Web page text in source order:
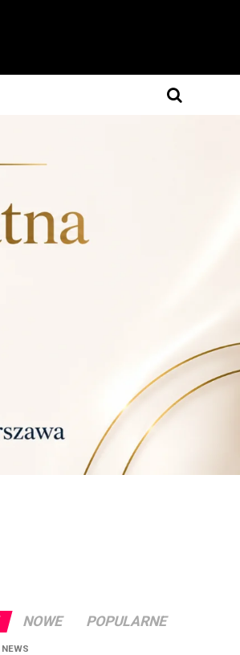
NOWE POPULARNE
NEWS